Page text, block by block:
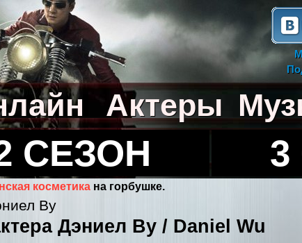
Актеры
СЕЗОН
косметика на горбушке.
Ву
Дэниел Ву / Daniel Wu